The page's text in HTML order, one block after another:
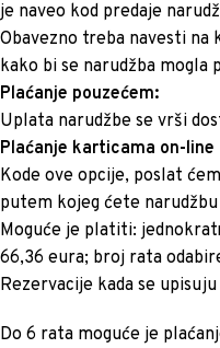
je naveo kod predaje
Obavezno treba navesti na
kako bi se narudžba mogla
Plaćanje pouzećem:
Uplata narudžbe se vrši
Plaćanje karticama on-line
Kode ove opcije, poslat
putem kojeg ćete
Moguće je platiti:
66,36 eura; broj rata
Rezervacije kada se
Do 6 rata moguće je